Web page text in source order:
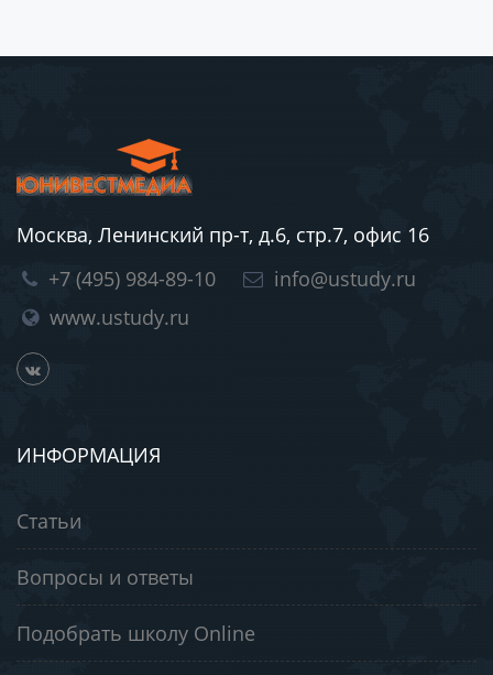
Москва, Ленинский пр-т, д.6, стр.7, офис 16
+7 (495) 984-89-10
info@ustudy.ru
www.ustudy.ru
ИНФОРМАЦИЯ
Статьи
Вопросы и ответы
Подобрать школу Online